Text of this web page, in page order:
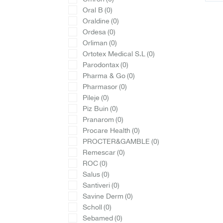
Oral B(0)
Oraldine(0)
Ordesa(0)
Orliman(0)
Ortotex Medical S.L(0)
Parodontax(0)
Pharma & Go(0)
Pharmasor(0)
Pileje(0)
Piz Buin(0)
Pranarom(0)
Procare Health(0)
PROCTER&GAMBLE(0)
Remescar(0)
ROC(0)
Salus(0)
Santiveri(0)
Savine Derm(0)
Scholl(0)
Sebamed(0)